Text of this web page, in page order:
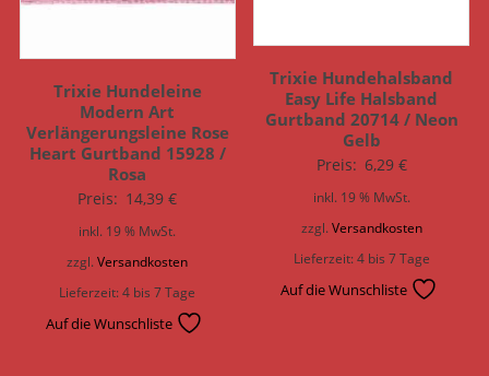
Trixie Hundeleine
Modern Art
Verlängerungsleine Rose
Heart Gurtband 15928 /
Rosa
Preis: 14,39€
inkl. 19 % MwSt.
zzgl.Versandkosten
Lieferzeit:4 bis 7 Tage
Auf die Wunschliste
Trixie Hundehalsband
Easy Life Halsband
Gurtband 20714 / Neon
Gelb
Preis: 6,29 €
inkl. 19 % MwSt.
zzgl. Versandkosten
Lieferzeit:4 bis 7 Tage
Auf die Wunschliste